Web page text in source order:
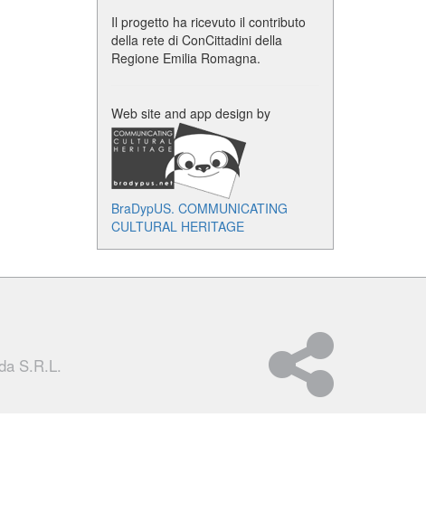
Il progetto ha ricevuto il contributo
della rete di ConCittadini della
Regione Emilia Romagna.
Web site and app design by
BraDypUS. COMMUNICATING
CULTURAL HERITAGE
S.R.L.